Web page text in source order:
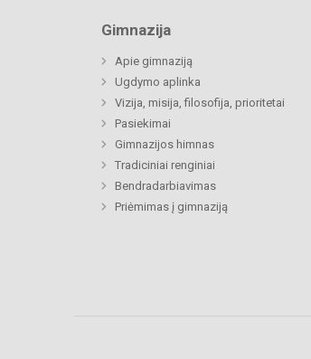
Gimnazija
Apie gimnaziją
Ugdymo aplinka
Vizija, misija, filosofija, prioritetai
Pasiekimai
Gimnazijos himnas
Tradiciniai renginiai
Bendradarbiavimas
Priėmimas į gimnaziją